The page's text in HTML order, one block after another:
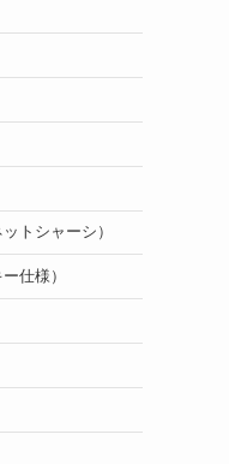
トシャーシ）
仕様）